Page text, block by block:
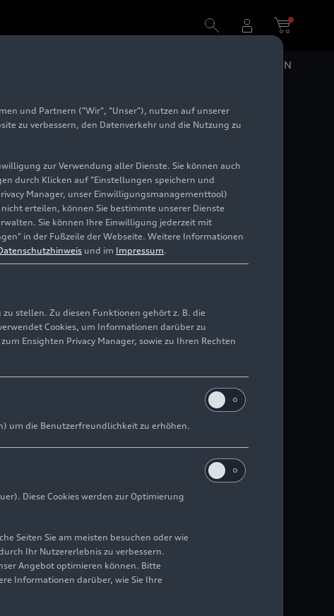
EN
und Partnern ("Wir", "Unser"), nutzen auf unserer
zu verbessern, den Datenverkehr und die Nutzung zu
zur Verwendung aller Dienste. Sie können auch
durch Klicken auf "Einstellungen speichern und
Manager, unser Einwilligungsmanagementtool)
erteilen, können Sie bestimmte unserer Dienste
Sie können Ihre Einwilligung jederzeit mit
in der Fußzeile der Webseite. Weitere Informationen
und im Impressum.
stellen. Zu diesen Funktionen gehört z. B. die
Cookies, um Informationen darüber zu
Ensighten Privacy Manager, sowie zu Ihren Rechten
um die Benutzerfreundlichkeit zu erhöhen.
Diese Cookies werden zur Optimierung
Seiten Sie am meisten besuchen oder wie
Ihr Nutzererlebnis zu verbessern.
Angebot optimieren können. Bitte
Informationen darüber, wie Sie Ihre